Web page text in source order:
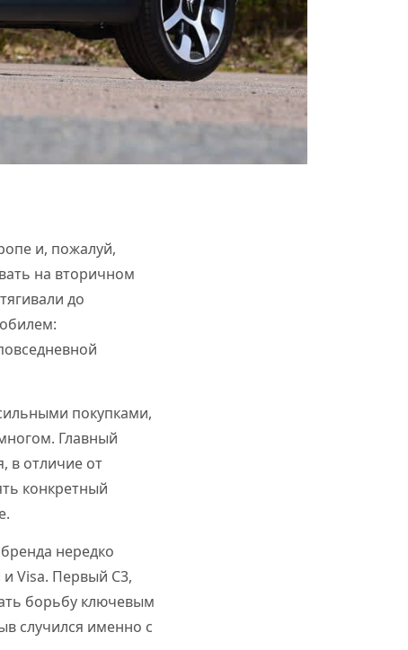
и, пожалуй,
на вторичном
до
покупками,
Главный
в отличие от
конкретный
нередко
Visa. Первый C3,
борьбу ключевым
случился именно с